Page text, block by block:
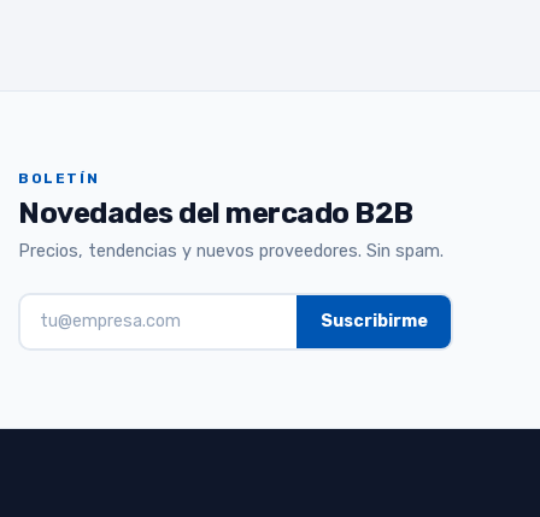
BOLETÍN
Novedades del mercado B2B
Precios, tendencias y nuevos proveedores. Sin spam.